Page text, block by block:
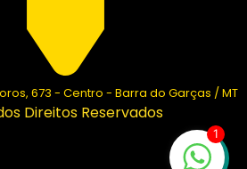
673 - Centro - Barra do Garças / MT
Direitos Reservados
1